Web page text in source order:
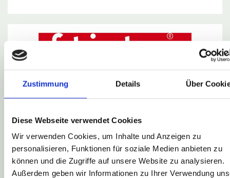
Zustimmung Details Über
Diese Webseite verwendet Cookies
Wir verwenden Cookies, um Inhalte und Anzeigen zu
personalisieren, Funktionen für soziale Medien anbieten zu
können und die Zugriffe auf unsere Website zu analysieren.
Außerdem geben wir Informationen zu Ihrer Verwendung